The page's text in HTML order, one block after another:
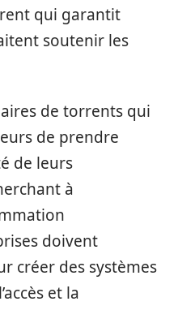
qui garantit
soutenir les
de torrents qui
de prendre
de leurs
à
doivent
créer des systèmes
et la